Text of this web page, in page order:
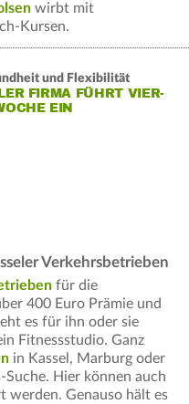
wirbt mit
Kursen.
und Flexibilität
FIRMA FÜHRT VIER-
EIN
Verkehrsbetrieben
für die
400 Euro Prämie und
es für ihn oder sie
Fitnessstudio. Ganz
in Kassel, Marburg oder
Hier können auch
werden. Genauso hält es